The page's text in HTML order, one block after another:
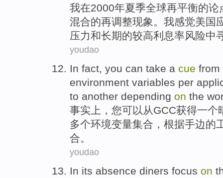
我在2000年夏季全球再平衡的论
混合的再调整现象。我感觉美国
压力和长期的较高利息率风险中
youdao
In fact, you can take a cue from
environment variables per
to another depending on the
事实上 ， 您可以 从GCC获得一个
多个环境变量集合 ， 根据手边的
合。
youdao
In its absence diners focus on